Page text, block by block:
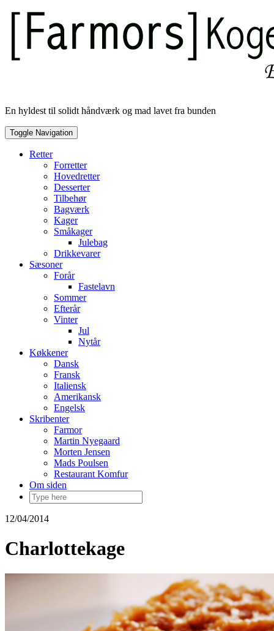
Skip
content
En hyldest til solidt håndværk og mad lavet fra bunden
Toggle Navigation
Retter
Forretter
Hovedretter
Desserter
Tilbehør
Bagværk
Kager
Småkager
Julebag
Drikkevarer
Sæsoner
Forår
Fastelavn
Sommer
Efterår
Vinter
Jul
Nytår
Køkkener
Dansk
Fransk
Italiensk
Amerikansk
Engelsk
Skribenter
Farmor
Martin Nyegaard
Morten Jensen
Mads Poulsen
Restaurant Komfur
Om siden
12/04/2014
Charlottekage